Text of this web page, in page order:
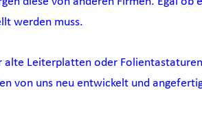
werden muss.
alte Leiterplatten oder
von uns neu entwickelt und